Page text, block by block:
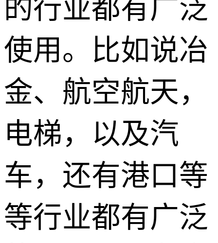
的行业都有广泛
使用。比如说冶
金、航空航天，
电梯，以及汽
车，还有港口等
等行业都有广泛